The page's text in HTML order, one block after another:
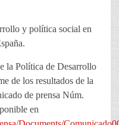
y política social en
la Política de Desarrollo
de los resultados de la
de prensa Núm.
en